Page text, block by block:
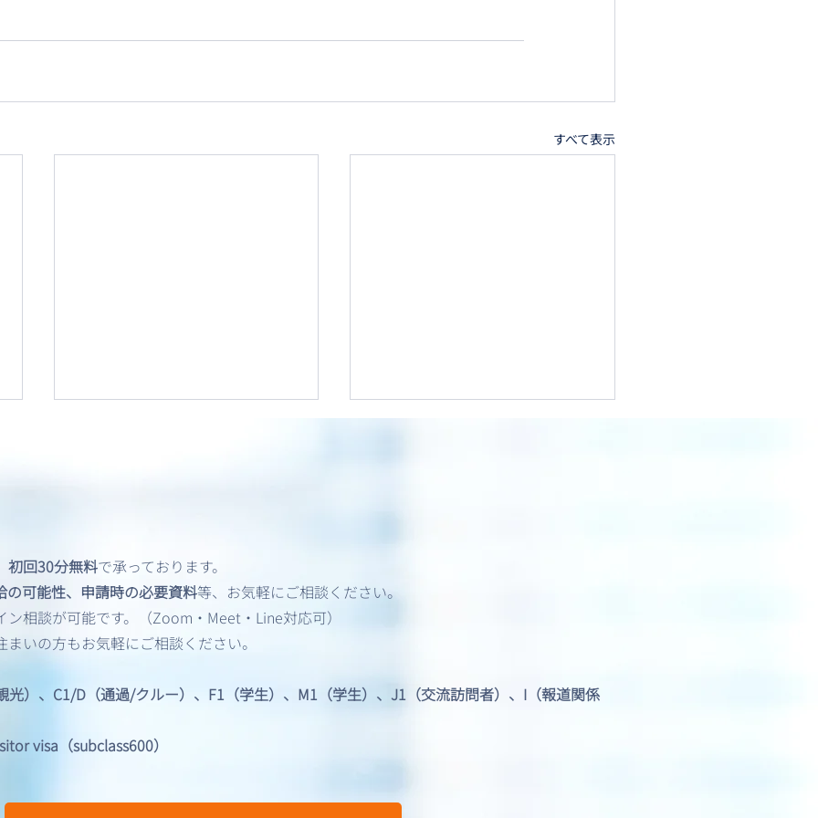
すべて表示
アメリカ出国時に別室での追
加審査を求められました。
——最近急増しているご相談
とその背景
1日）
初回30分無料で承っております。
可能性、申請時の必要資料等、お気軽にご相談ください。
相談が可能です。（Zoom・Meet・Line対応可）
いの方もお気軽にご相談ください。
）、C1/D（通過/クルー）、F1（学生）、M1（学生）、J1（交流訪問者）、I（報道関係
visa（subclass600）